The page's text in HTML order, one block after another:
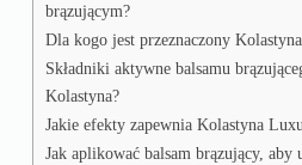
brązującym?
Dla kogo jest przeznaczony
Składniki aktywne balsamu
Kolastyna?
Jakie efekty zapewnia Kolastyna
Jak aplikować balsam brązujący, aby